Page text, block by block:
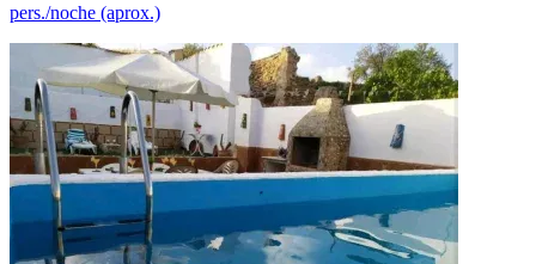
pers./noche (aprox.)